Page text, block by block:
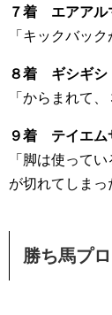
７着 エアアル
「キックバッ
８着 ギシギシ
「からまれて
９着 テイエム
「脚は使って
が切れてしまっ
勝ち馬プ